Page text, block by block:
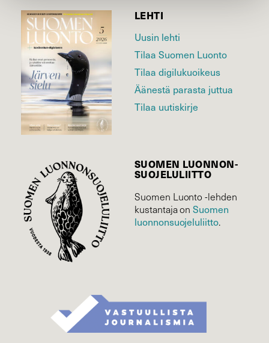
LEHTI
Uusin lehti
Tilaa Suomen Luonto
Tilaa digilukuoikeus
Äänestä parasta juttua
Tilaa uutiskirje
SUOMEN LUONNON­
SUOJELU­LIITTO
Suomen Luonto -lehden
kustantaja onSuomen
luonnonsuojelu­liitto.